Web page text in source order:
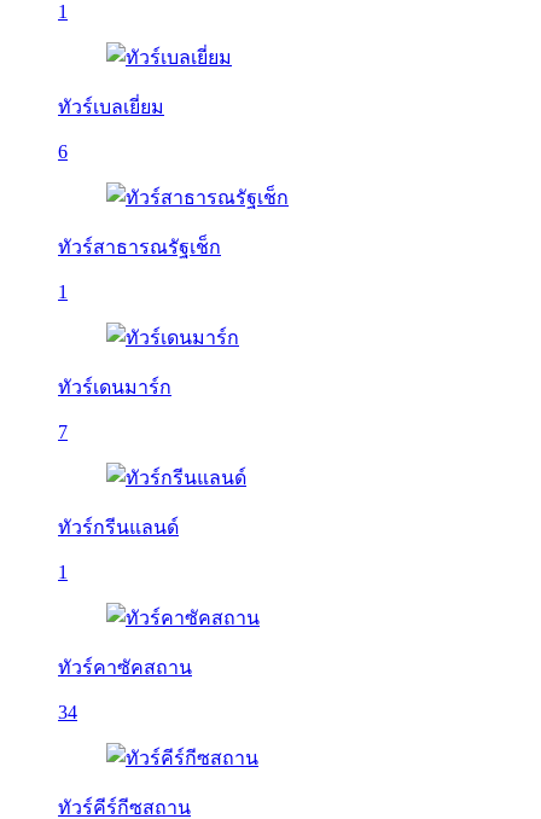
1
ทัวร์เบลเยี่ยม
6
ทัวร์สาธารณรัฐเช็ก
1
ทัวร์เดนมาร์ก
7
ทัวร์กรีนแลนด์
1
ทัวร์คาซัคสถาน
34
ทัวร์คีร์กีซสถาน